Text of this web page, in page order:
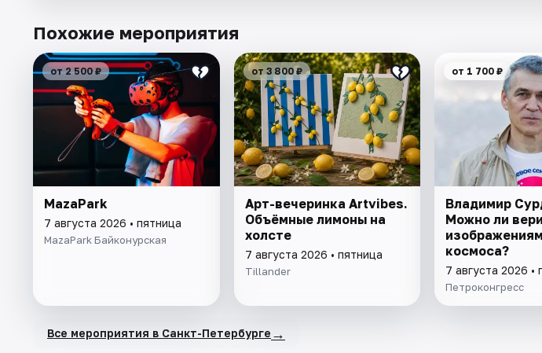
Похожие мероприятия
от 2 500 ₽
MazaPark
7 августа 2026 • пятница
MazaPark Байконурская
от 3 800 ₽
Арт-вечеринка Artvibes.
Объёмные лимоны на
холсте
7 августа 2026 • пятница
Tillander
от 1 700 ₽
Владимир
Можно ли
космоса?
7 августа 2026 •
Петроконгресс
Все мероприятия в Санкт-Петербурге →